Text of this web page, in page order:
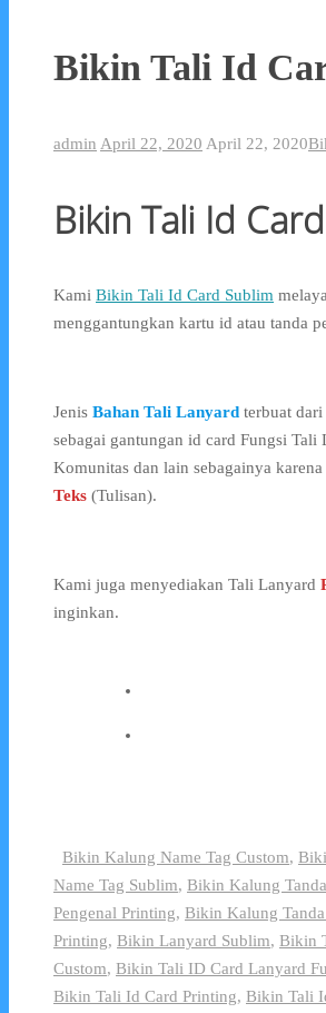
Bikin Tali Id
admin April 22, 2020 April 22, 2020
Bikin Tali Id
Kami Bikin Tali Id Card Sublim
menggantungkan kartu id atau tanda
Jenis Bahan Tali Lanyard terbuat
sebagai gantungan id card Fungsi Tali
Komunitas dan lain sebagainya
Teks (Tulisan).
Kami juga menyediakan Tali Lanyard
inginkan.
Bikin Kalung Name Tag Custom,
Name Tag Sublim, Bikin Kalung
Pengenal Printing, Bikin Kalung
Printing, Bikin Lanyard Sublim, Bikin
Custom, Bikin Tali ID Card Lanyard
Bikin Tali Id Card Printing, Bikin Tali